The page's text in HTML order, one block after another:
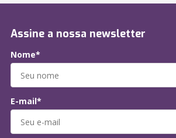
Assine a nossa newsletter
Nome*
E-mail*